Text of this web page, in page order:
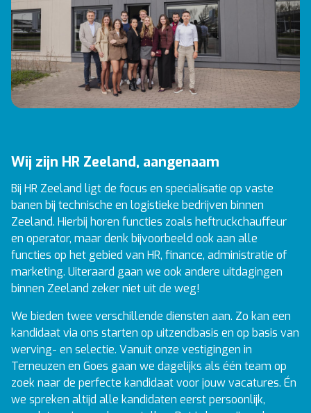
Wij zijn HR Zeeland, aangenaam
Bij HR Zeeland ligt de focus en specialisatie op vaste
banen bij technische en logistieke bedrijven binnen
Zeeland. Hierbij horen functies zoals heftruckchauffeur
en operator, maar denk bijvoorbeeld ook aan alle
functies op het gebied van HR, finance, administratie of
marketing. Uiteraard gaan we ook andere uitdagingen
binnen Zeeland zeker niet uit de weg!
We bieden twee verschillende diensten aan. Zo kan een
kandidaat via ons starten op uitzendbasis en op basis van
werving- en selectie. Vanuit onze vestigingen in
Terneuzen en Goes gaan we dagelijks als één team op
zoek naar de perfecte kandidaat voor jouw vacatures. Én
we spreken altijd alle kandidaten eerst persoonlijk,